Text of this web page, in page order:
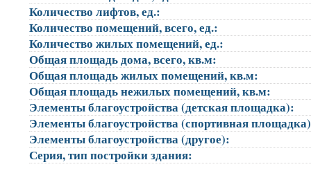
Количество лифтов, ед.:
Количество помещений, всего, ед.:
Количество жилых помещений, ед.:
Общая площадь дома, всего, кв.м:
Общая площадь жилых помещений, кв.м:
Общая площадь нежилых помещений, кв.м:
Элементы благоустройства (детская площадка):
Элементы благоустройства (спортивная
Элементы благоустройства (другое):
Серия, тип постройки здания: